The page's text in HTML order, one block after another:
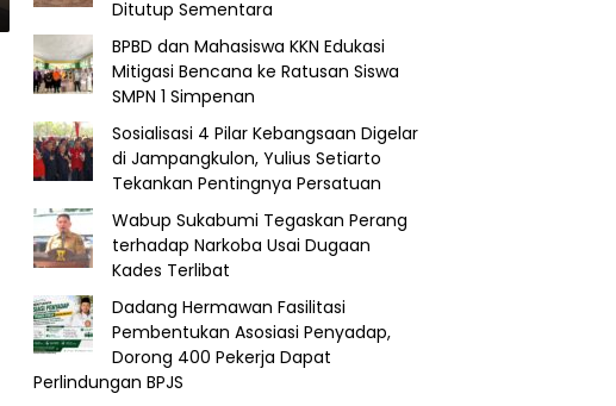
Ditutup Sementara
BPBD dan Mahasiswa KKN Edukasi
Mitigasi Bencana ke Ratusan Siswa
SMPN 1 Simpenan
Sosialisasi 4 Pilar Kebangsaan Digelar
di Jampangkulon, Yulius Setiarto
Tekankan Pentingnya Persatuan
Wabup Sukabumi Tegaskan Perang
terhadap Narkoba Usai Dugaan
Kades Terlibat
Dadang Hermawan Fasilitasi
Pembentukan Asosiasi Penyadap,
Dorong 400 Pekerja Dapat
Perlindungan BPJS